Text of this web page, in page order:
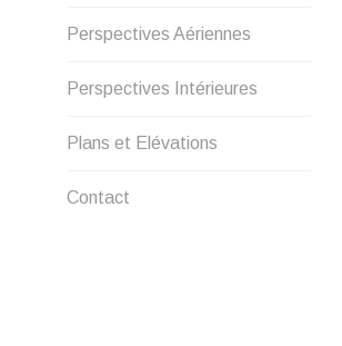
Perspectives Aériennes
Perspectives Intérieures
Plans et Elévations
Contact